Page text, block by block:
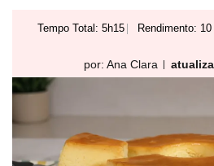
Tempo Total: 5h15 Rendimento:
por: Ana Clara